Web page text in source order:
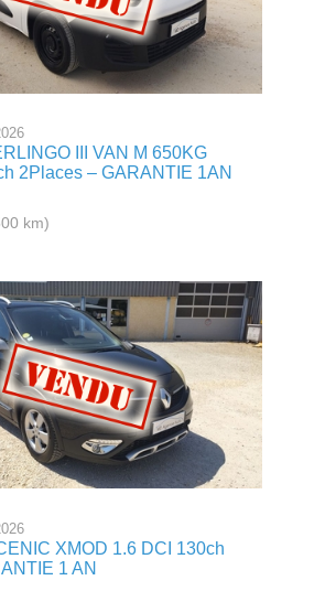
III VAN M 650KG
2Places – GARANTIE 1AN
km)
XMOD 1.6 DCI 130ch
1 AN